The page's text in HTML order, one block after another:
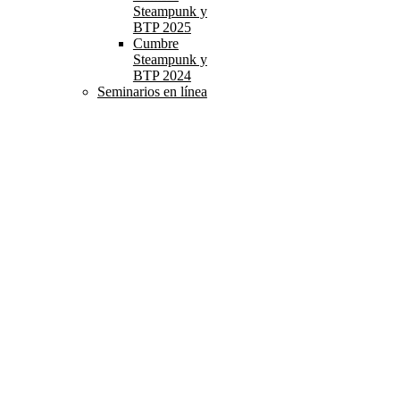
Steampunk y
BTP 2025
Cumbre
Steampunk y
BTP 2024
Seminarios en línea